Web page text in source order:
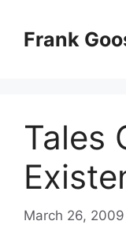
contentFrank
Tales
March 26, 2009